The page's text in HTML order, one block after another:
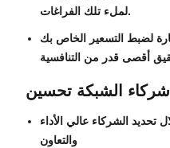
لملء تلك الفراغات.
لضبط التسعير الخاص بك
الشبكة تحسين
تحديد الشركاء عالي الأداء
والتعاون